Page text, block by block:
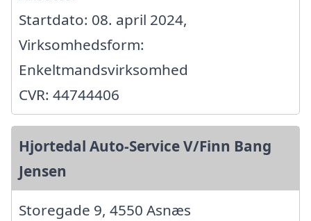
Startdato: 08. april 2024,
Virksomhedsform:
Enkeltmandsvirksomhed
CVR: 44744406
Hjortedal Auto-Service V/Finn Bang
Jensen
Storegade 9, 4550 Asnæs